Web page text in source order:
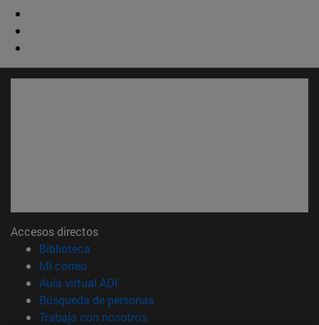
Accesos directos
Biblioteca
Mi correo(abre en nueva ventana)
Aula virtual ADI
Búsqueda de personas(abre en nueva ventana)
Trabaja con nosotros(abre en nueva ventana)